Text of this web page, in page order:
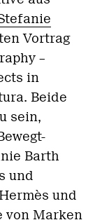
Vortrag
–
in
Beide
sein,
Barth
und
und
von Marken